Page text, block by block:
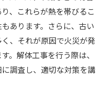
と補償内容の確認
災保険加入の流れ
災リスクを軽減するた
災危険要素
リスク評価
、これらが熱を帯びるこ
あります。さらに、古い
、それが原因で火災が発
。解体工事を行う際は、
調査し、適切な対策を講